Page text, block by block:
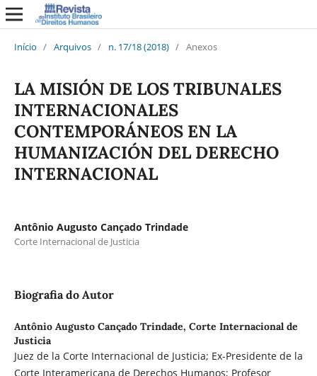
Início / Arquivos / n. 17/18 (2018) / Anexos
LA MISIÓN DE LOS TRIBUNALES
INTERNACIONALES
CONTEMPORÁNEOS EN LA
HUMANIZACIÓN DEL DERECHO
INTERNACIONAL
Antônio Augusto Cançado Trindade
Corte Internacional de Justicia
Biografia do Autor
Antônio Augusto Cançado Trindade, Corte Internacional de
Justicia
Juez de la Corte Internacional de Justicia; Ex-Presidente de la
Corte Interamericana de Derechos Humanos; Profesor